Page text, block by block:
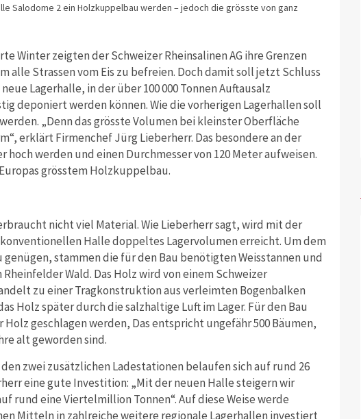
Salodome 2 ein Holzkuppelbau werden – jedoch die grösste von ganz
Winter zeigten der Schweizer Rheinsalinen AG ihre Grenzen
alle Strassen vom Eis zu befreien. Doch damit soll jetzt Schluss
Lagerhalle, in der über 100 000 Tonnen Auftausalz
deponiert werden können. Wie die vorherigen Lagerhallen soll
„Denn das grösste Volumen bei kleinster Oberfläche
erklärt Firmenchef Jürg Lieberherr. Das besondere an der
hoch werden und einen Durchmesser von 120 Meter aufweisen.
grösstem Holzkuppelbau.
nicht viel Material. Wie Lieberherr sagt, wird mit der
Halle doppeltes Lagervolumen erreicht. Um dem
stammen die für den Bau benötigten Weisstannen und
Wald. Das Holz wird von einem Schweizer
zu einer Tragkonstruktion aus verleimten Bogenbalken
Holz später durch die salzhaltige Luft im Lager. Für den Bau
geschlagen werden, Das entspricht ungefähr 500 Bäumen,
alt geworden sind.
zwei zusätzlichen Ladestationen belaufen sich auf rund 26
eine gute Investition: „Mit der neuen Halle steigern wir
rund eine Viertelmillion Tonnen“. Auf diese Weise werde
Mitteln in zahlreiche weitere regionale Lagerhallen investiert